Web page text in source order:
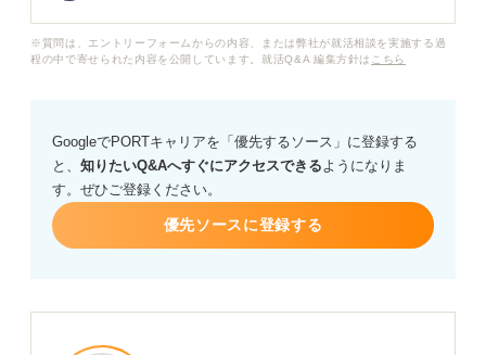
※質問は、エントリーフォームからの内容、または弊社が就活相談を実施する過
程の中で寄せられた内容を公開しています。就活Q&A 編集方針は こちら
GoogleでPORTキャリアを「優先するソース」に登録する
と、 知りたいQ&Aへすぐにアクセスできるようになりま
す。ぜひご登録ください。
優先ソースに登録する